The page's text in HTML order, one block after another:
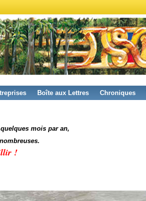
Boîte aux Lettres Chroniques
mois par an,
!